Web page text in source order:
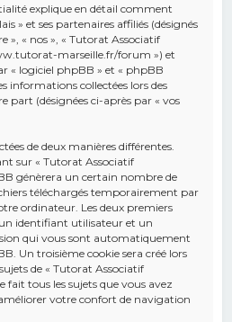
explique en détail comment
» et ses partenaires affiliés (désignés
», « nos », « Tutorat Associatif
marseille.fr/forum ») et
« logiciel phpBB » et « phpBB
informations collectées lors des
part (désignées ci-après par « vos
de deux manières différentes.
sur « Tutorat Associatif
génèrera un certain nombre de
téléchargés temporairement par
ordinateur. Les deux premiers
identifiant utilisateur et un
qui vous sont automatiquement
Un troisième cookie sera créé lors
de « Tutorat Associatif
fait tous les sujets que vous avez
votre confort de navigation